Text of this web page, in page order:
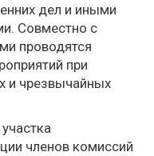
дел и иными
Совместно с
проводятся
при
и чрезвычайных
членов комиссий